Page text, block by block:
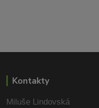
Kontakty
Miluše Lindovská